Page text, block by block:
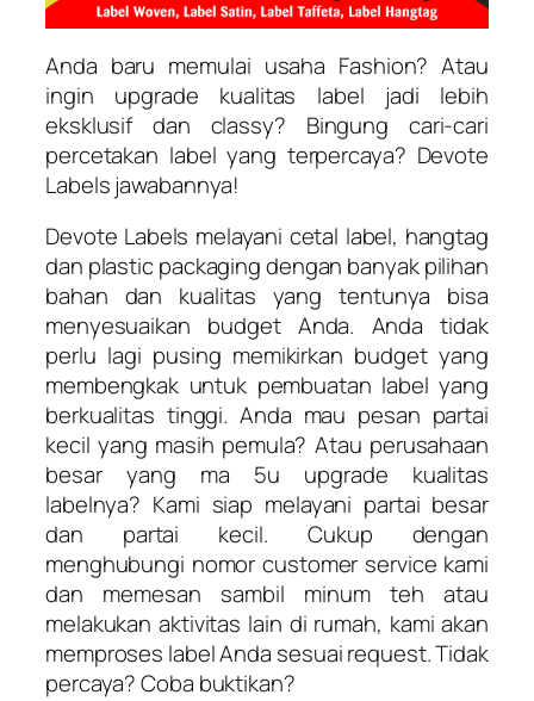
Anda baru memulai usaha Fashion? Atau
ingin upgrade kualitas label jadi lebih
eksklusif dan classy? Bingung cari-cari
percetakan label yang terpercaya? Devote
Labels jawabannya!
Devote Labels melayani cetal label, hangtag
dan plastic packaging dengan banyak pilihan
bahan dan kualitas yang tentunya bisa
menyesuaikan budget Anda. Anda tidak
perlu lagi pusing memikirkan budget yang
membengkak untuk pembuatan label yang
berkualitas tinggi. Anda mau pesan partai
kecil yang masih pemula? Atau perusahaan
besar yang ma 5u upgrade kualitas
labelnya? Kami siap melayani partai besar
dan partai kecil. Cukup dengan
menghubungi nomor customer service kami
dan memesan sambil minum teh atau
melakukan aktivitas lain di rumah, kami akan
memproses label Anda sesuai request. Tidak
percaya? Coba buktikan?